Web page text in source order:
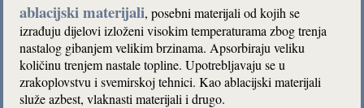
ablacijski materijali, posebni materijali od kojih se
izrađuju dijelovi izloženi visokim temperaturama zbog trenja
nastalog gibanjem velikim brzinama. Apsorbiraju veliku
količinu trenjem nastale topline. Upotrebljavaju se u
zrakoplovstvu i svemirskoj tehnici. Kao ablacijski materijali
služe azbest, vlaknasti materijali i drugo.